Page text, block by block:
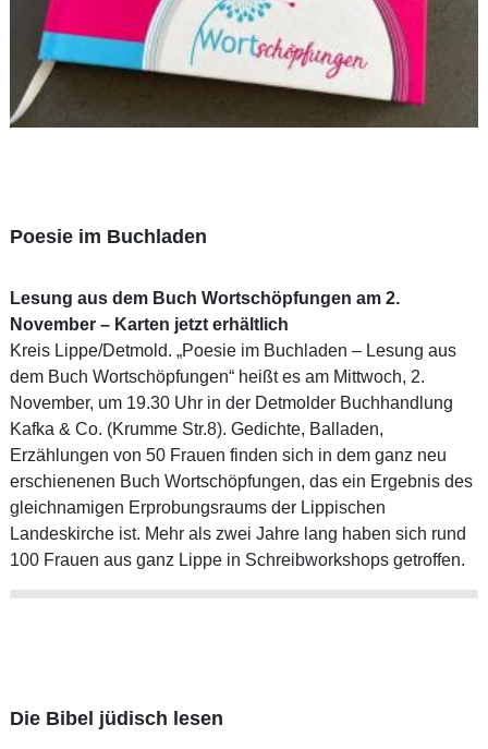
Poesie im Buchladen
Lesung aus dem Buch Wortschöpfungen am 2.
November – Karten jetzt erhältlich
Kreis Lippe/Detmold. „Poesie im Buchladen – Lesung aus
dem Buch Wortschöpfungen“ heißt es am Mittwoch, 2.
November, um 19.30 Uhr in der Detmolder Buchhandlung
Kafka & Co. (Krumme Str.8). Gedichte, Balladen,
Erzählungen von 50 Frauen finden sich in dem ganz neu
erschienenen Buch Wortschöpfungen, das ein Ergebnis des
gleichnamigen Erprobungsraums der Lippischen
Landeskirche ist. Mehr als zwei Jahre lang haben sich rund
100 Frauen aus ganz Lippe in Schreibworkshops getroffen.
Die Bibel jüdisch lesen